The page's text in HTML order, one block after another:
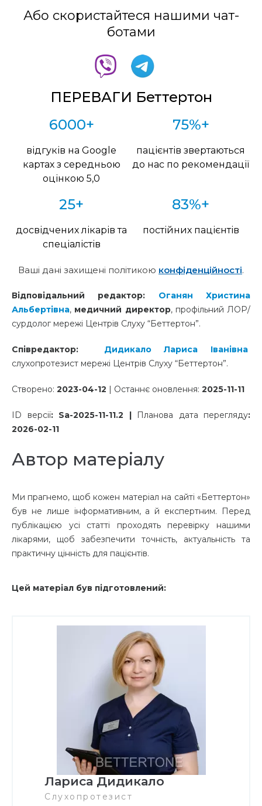
Або скористайтеся нашими чат-
ботами
ПЕРЕВАГИ Беттертон
6000+
відгуків на Google
картах з середньою
оцінкою 5,0
75%+
пацієнтів звертаються
до нас по рекомендації
25+
досвідчених лікарів та
спеціалістів
83%+
постійних пацієнтів
Ваші дані захищені політикою конфіденційності.
Відповідальний редактор: Оганян Христина
Альбертівна, медичний директор, профільний ЛОР/
сурдолог мережі Центрів Слуху “Беттертон”.
Співредактор: Дидикало Лариса Іванівна
слухопротезист мережі Центрів Слуху “Беттертон”.
Створено: 2023-04-12 | Останнє оновлення: 2025-11-11
ID версії: Sa-2025-11-11.2 | Планова дата перегляду:
2026-02-11
Автор матеріалу
Ми прагнемо, щоб кожен матеріал на сайті «Беттертон»
був не лише інформативним, а й експертним. Перед
публікацією усі статті проходять перевірку нашими
лікарями, щоб забезпечити точність, актуальність та
практичну цінність для пацієнтів.
Цей матеріал був підготовлений:
Лариса Дидикало
Слухопротезист